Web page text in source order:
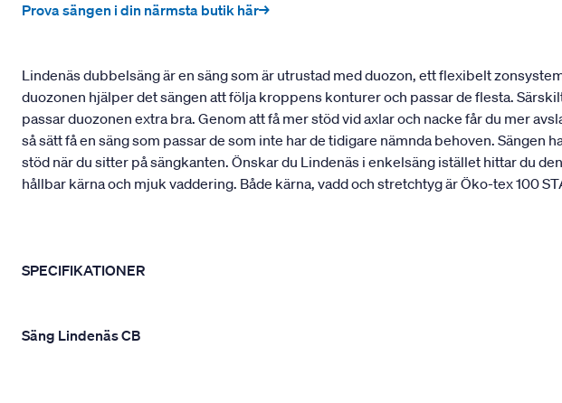
Prova sängen i din närmsta butik här→
Lindenäs dubbelsäng är en säng som är utrustad med duozon, ett flexibelt
duozonen hjälper det sängen att följa kroppens konturer och passar de flesta.
passar duozonen extra bra. Genom att få mer stöd vid axlar och nacke får du mer
så sätt få en säng som passar de som inte har de tidigare nämnda behoven.
stöd när du sitter på sängkanten. Önskar du Lindenäs i enkelsäng istället hittar du den
hållbar kärna och mjuk vaddering. Både kärna, vadd och stretchtyg är Öko-tex 100
SPECIFIKATIONER
Säng Lindenäs CB